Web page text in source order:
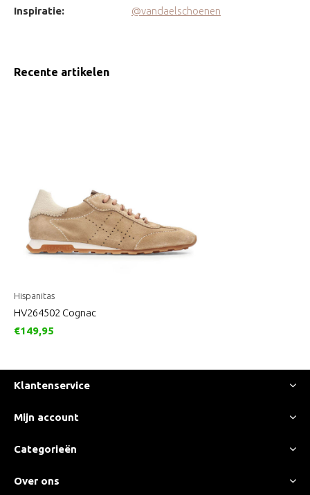
Inspiratie:
@vandaelschoenen
Recente artikelen
Hispanitas
HV264502 Cognac
€149,95
Klantenservice
Mijn account
Categorieën
Over ons